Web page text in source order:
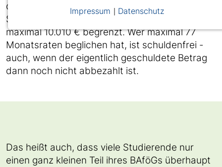
dem Studium nicht vor einem riesigen
Schuldenberg steht, ist die Schuldensumme auf
maximal 10.010 € begrenzt. Wer maximal 77
Monatsraten beglichen hat, ist schuldenfrei -
auch, wenn der eigentlich geschuldete Betrag
dann noch nicht abbezahlt ist.
Das heißt auch, dass viele Studierende nur
einen ganz kleinen Teil ihres BAföGs überhaupt
Impressum Datenschutz